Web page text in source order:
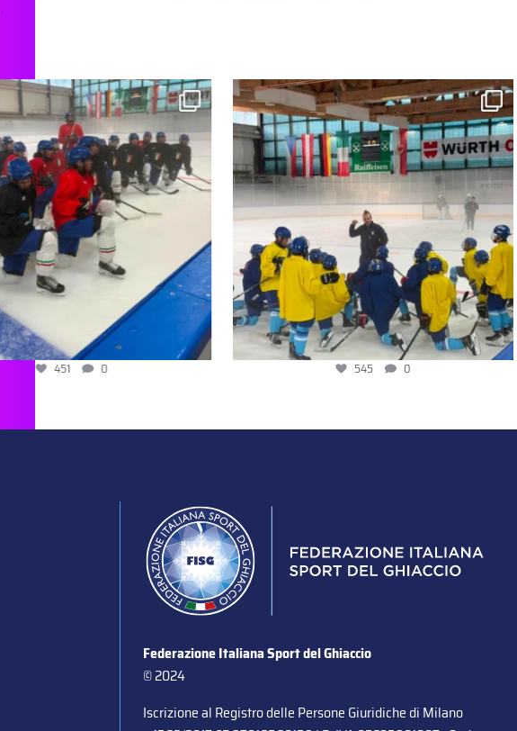
451 0 545
Federazione Italiana Sport del Ghiaccio
© 2024
Iscrizione al Registro delle Persone Giuridiche di Milano